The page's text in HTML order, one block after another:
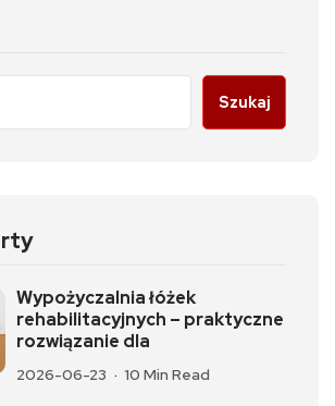
Szukaj
Wypożyczalnia łóżek
rehabilitacyjnych – praktyczne
rozwiązanie dla
2026-06-23 10 Min Read